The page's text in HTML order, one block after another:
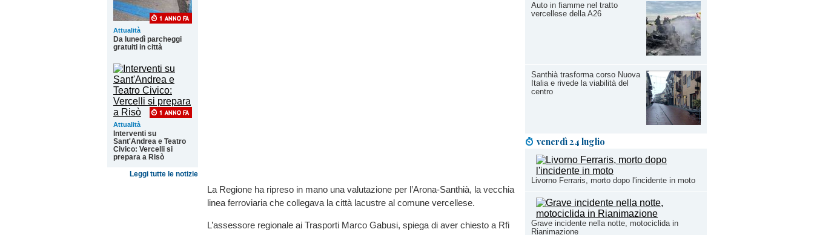
Auto in fiamme nel tratto
vercellese della A26
Santhià trasforma corso Nuova
Italia e rivede la viabilità del
centro
venerdì 24 luglio
Livorno Ferraris, morto dopo l'incidente in moto
Grave incidente nella notte, motociclida in
Rianimazione
Attualità
Da lunedì parcheggi
gratuiti in città
Attualità
Interventi su
Sant'Andrea e Teatro
Civico: Vercelli si
prepara a Risò
Leggi tutte le notizie
La Regione ha ripreso in mano una valutazione per l’Arona-Santhià, la vecchia
linea ferroviaria che collegava la città lacustre al comune vercellese.
L’assessore regionale ai Trasporti Marco Gabusi, spiega di aver chiesto a Rfi